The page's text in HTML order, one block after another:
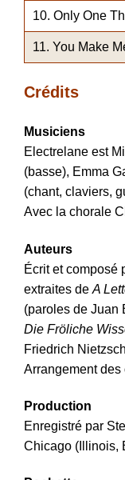
Only One
You Make
Crédits
Musiciens
Electrelane est
(basse), Emma
(chant, claviers,
Avec la chorale
Auteurs
Écrit et composé
extraites de A
(paroles de Juan
Die Fröliche
Friedrich
Arrangement des
Production
Enregistré par
Chicago (Illinois,